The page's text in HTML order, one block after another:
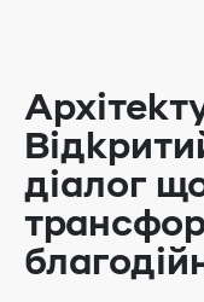
діалог